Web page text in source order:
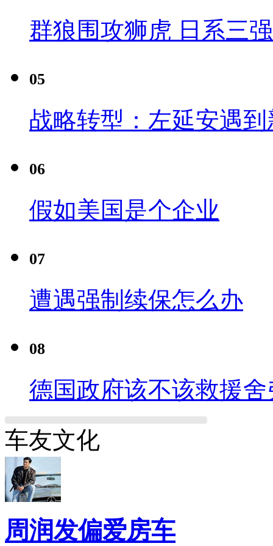
群狼围攻狮虎 日系三
05
战略转型：左延安遇
06
假如美国是个企业
07
遭遇强制续保怎么办
08
德国政府该不该救援舍
车友文化
周润发偏爱房车